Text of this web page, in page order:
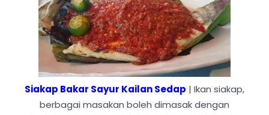
Siakap Bakar Sayur Kailan Sedap | Ikan siakap,
berbagai masakan boleh dimasak dengan